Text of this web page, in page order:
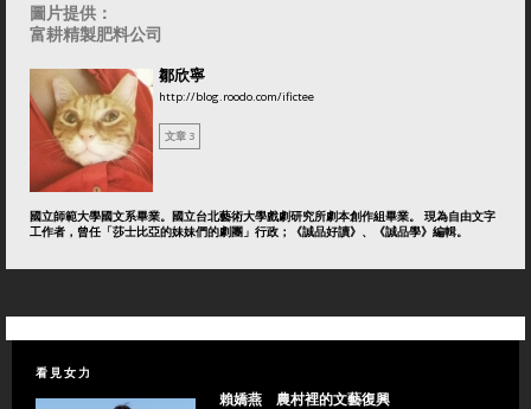
圖片提供：
富耕精製肥料公司
鄒欣寧
http://blog.roodo.com/ifictee
文章 3
國立師範大學國文系畢業。國立台北藝術大學戲劇研究所劇本創作組畢業。 現為自由文字
工作者，曾任「莎士比亞的妹妹們的劇團」行政；《誠品好讀》、《誠品學》編輯。
看見女力
賴嬌燕 農村裡的文藝復興